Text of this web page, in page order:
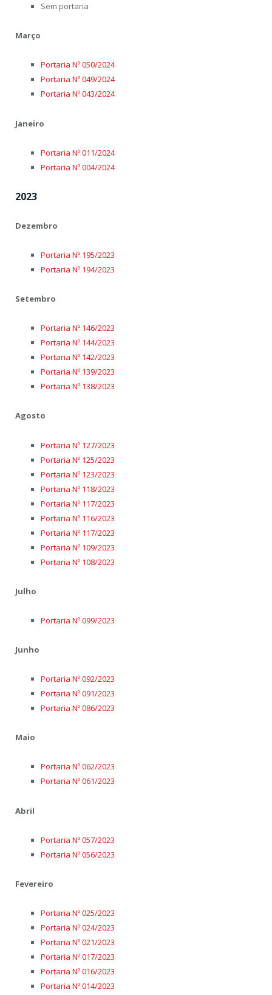
Sem portaria
Março
Portaria Nº 050/2024
Portaria Nº 049/2024
Portaria Nº 043/2024
Janeiro
Portaria Nº 011/2024
Portaria Nº 004/2024
2023
Dezembro
Portaria Nº 195/2023
Portaria Nº 194/2023
Setembro
Portaria Nº 146/2023
Portaria Nº 144/2023
Portaria Nº 142/2023
Portaria Nº 139/2023
Portaria Nº 138/2023
Agosto
Portaria Nº 127/2023
Portaria Nº 125/2023
Portaria Nº 123/2023
Portaria Nº 118/2023
Portaria Nº 117/2023
Portaria Nº 116/2023
Portaria Nº 117/2023
Portaria Nº 109/2023
Portaria Nº 108/2023
Julho
Portaria Nº 099/2023
Junho
Portaria Nº 092/2023
Portaria Nº 091/2023
Portaria Nº 086/2023
Maio
Portaria Nº 062/2023
Portaria Nº 061/2023
Abril
Portaria Nº 057/2023
Portaria Nº 056/2023
Fevereiro
Portaria Nº 025/2023
Portaria Nº 024/2023
Portaria Nº 021/2023
Portaria Nº 017/2023
Portaria Nº 016/2023
Portaria Nº 014/2023